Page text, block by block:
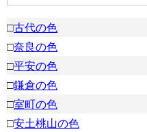
□古代の色
□奈良の色
□平安の色
□鎌倉の色
□室町の色
□安土桃山の色